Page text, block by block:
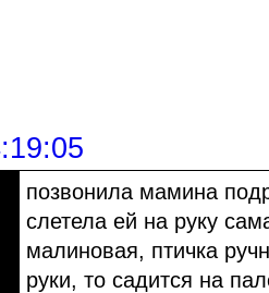
позвонила мамина
слетела ей на руку
малиновая, птичка
руки, то садится на